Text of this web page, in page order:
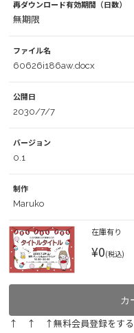
再ダウンロード有効期間（日数）
無期限
ファイル名
60626i186aw.docx
公開日
2030/7/7
バージョン
0.1
制作
Maruko
在庫有り
¥0(税込)
↑ ↑ ↑無料会員登録をすると